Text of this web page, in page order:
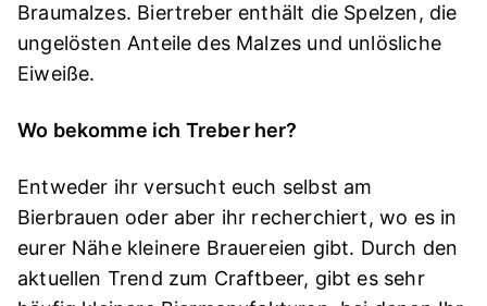
Braumalzes. Biertreber enthält die Spelzen, die
ungelösten Anteile des Malzes und unlösliche
Eiweiße.
Wo bekomme ich Treber her?
Entweder ihr versucht euch selbst am
Bierbrauen oder aber ihr recherchiert, wo es in
eurer Nähe kleinere Brauereien gibt. Durch den
aktuellen Trend zum Craftbeer, gibt es sehr